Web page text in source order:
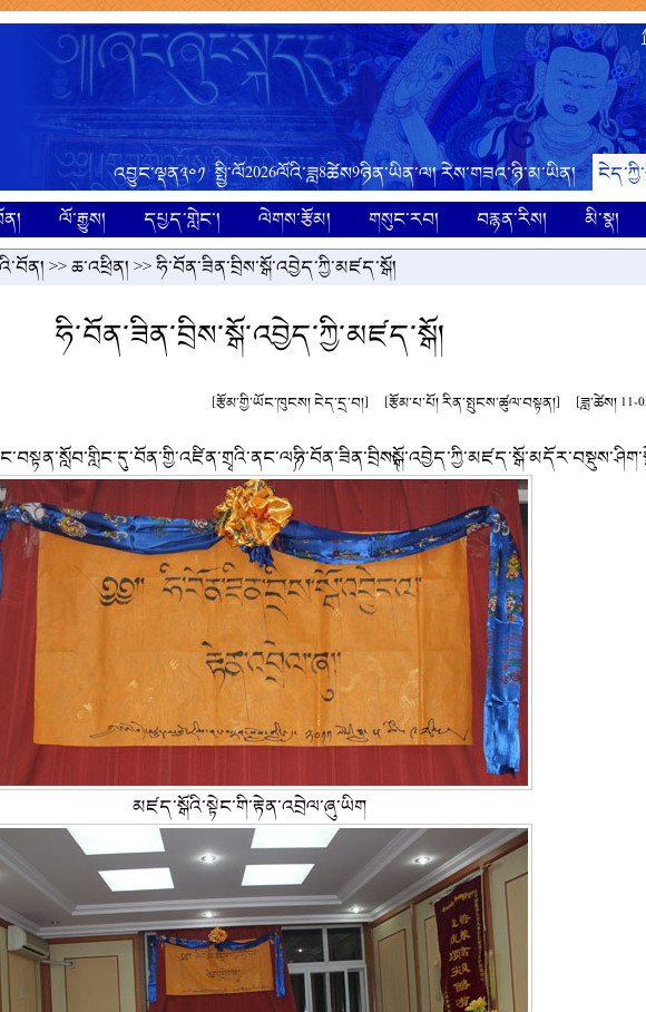
འབྱུང་ལྡན༣༠༡ སྤྱི་ལོ2026ལོའི་ཟླ8ཚེས9ཉིན་ཡིན་ལ། རེས་གཟའ་ཉི་མ་ཡིན།
ལོ་རྒྱུས། དཔྱད་གླེང་། ལེགས་རྩོམ། གསུང་རབ། བརྙན་རིས། མི་སྣ།
>>ཆ་འཕྲིན། >> ཧི་བོན་ཟིན་བྲིས་སྒོ་འབྱེད་ཀྱི་མཛད་སྒོ།
ཧི་བོན་ཟིན་བྲིས་སྒོ་འབྱེད་ཀྱི་མཛད་སྒོ།
[རྩོམ་གྱི་ཡོང་ཁུངས། ངེད་དྲ་བ།] [རྩོམ་པ་པོ། རིན་སྤུངས་ཚུལ་བསྟན།] [ཟླ་ཚེས། 11-
མཛད་སྒོའི་སྟེང་གི་རྟེན་འབྲེལ་ཞུ་ཡིག